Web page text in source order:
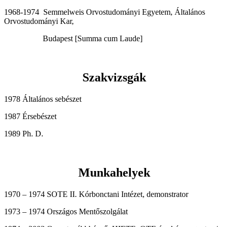
1968-1974 Semmelweis Orvostudományi Egyetem, Általános
Orvostudományi Kar,
Budapest [Summa cum Laude]
Szakvizsgák
1978 Általános sebészet
1987 Érsebészet
1989 Ph. D.
Munkahelyek
1970 – 1974 SOTE II. Kórbonctani Intézet, demonstrator
1973 – 1974 Országos Mentőszolgálat